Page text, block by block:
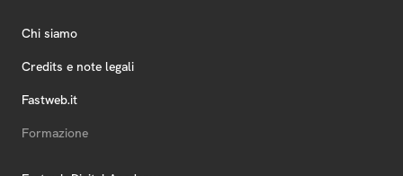
Chi siamo
Credits e note legali
Fastweb.it
Formazione